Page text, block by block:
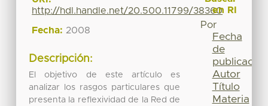
http://hdl.handle.net/20.500.11799/38360
Fecha: 2008
Descripción:
El objetivo de este artículo es
analizar los rasgos particulares que
presenta la reflexividad de la Red de
en RI
Por
Fecha
de
publicación
Autor
Título
Materia